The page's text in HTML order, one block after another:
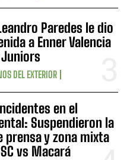
Paredes le dio
a Enner Valencia
DEL EXTERIOR
en el
Suspendieron la
prensa y zona mixta
vs Macará